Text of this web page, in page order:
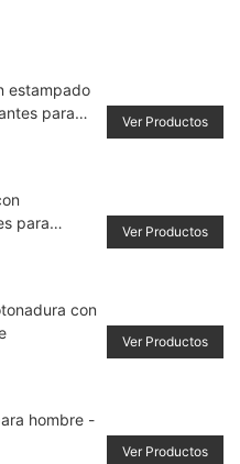
estampado
para
Ver Productos
para
Ver Productos
con
Ver Productos
hombre -
Ver Productos